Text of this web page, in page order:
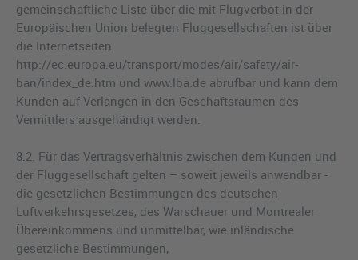
gemeinschaftliche Liste über die mit Flugverbot in der
Europäischen Union belegten Fluggesellschaften ist über
die Internetseiten
http://ec.europa.eu/transport/modes/air/safety/air-
ban/index_de.htm und www.lba.de abrufbar und kann dem
Kunden auf Verlangen in den Geschäftsräumen des
Vermittlers ausgehändigt werden.
8.2. Für das Vertragsverhältnis zwischen dem Kunden und
der Fluggesellschaft gelten – soweit jeweils anwendbar -
die gesetzlichen Bestimmungen des deutschen
Luftverkehrsgesetzes, des Warschauer und Montrealer
Übereinkommens und unmittelbar, wie inländische
gesetzliche Bestimmungen,